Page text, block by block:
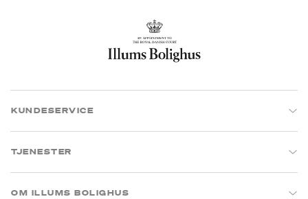
KUNDESERVICE
TJENESTER
OM ILLUMS BOLIGHUS